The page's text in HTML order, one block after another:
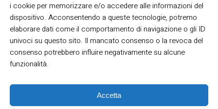
i cookie per memorizzare e/o accedere alle informazioni del
dispositivo. Acconsentendo a queste tecnologie, potremo
elaborare dati come il comportamento di navigazione o gli ID
univoci su questo sito. Il mancato consenso o la revoca del
consenso potrebbero influire negativamente su alcune
funzionalità.
Accetta